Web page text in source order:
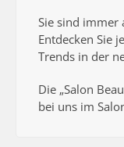
Sie sind immer
Entdecken Sie
Trends in der
Die „Salon
bei uns im